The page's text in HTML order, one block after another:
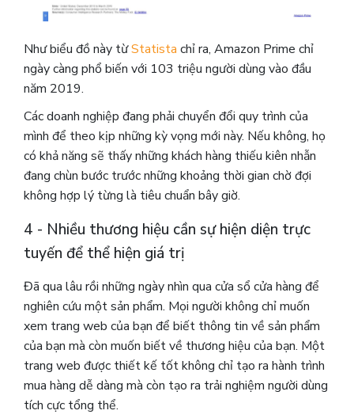
Như biểu đồ này từStatista chỉ ra, Amazon Prime chỉ
ngày càng phổ biến với 103 triệu người dùng vào đầu
năm 2019.
Các doanh nghiệp đang phải chuyển đổi quy trình của
mình để theo kịp những kỳ vọng mới này. Nếu không, họ
có khả năng sẽ thấy những khách hàng thiếu kiên nhẫn
đang chùn bước trước những khoảng thời gian chờ đợi
không hợp lý từng là tiêu chuẩn bây giờ.
4 - Nhiều thương hiệu cần sự hiện diện trực
tuyến để thể hiện giá trị
Đã qua lâu rồi những ngày nhìn qua cửa sổ cửa hàng để
nghiên cứu một sản phẩm. Mọi người không chỉ muốn
xem trang web của bạn để biết thông tin về sản phẩm
của bạn mà còn muốn biết về thương hiệu của bạn. Một
trang web được thiết kế tốt không chỉ tạo ra hành trình
mua hàng dễ dàng mà còn tạo ra trải nghiệm người dùng
tích cực tổng thể.